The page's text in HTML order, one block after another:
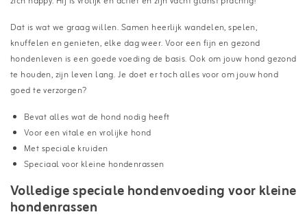
Dat is wat we graag willen. Samen heerlijk wandelen, spelen,
knuffelen en genieten, elke dag weer. Voor een fijn en gezond
hondenleven is een goede voeding de basis. Ook om jouw hond gezond
te houden, zijn leven lang. Je doet er toch alles voor om jouw hond
goed te verzorgen?
Bevat alles wat de hond nodig heeft
Voor een vitale en vrolijke hond
Met speciale kruiden
Speciaal voor kleine hondenrassen
Volledige speciale hondenvoeding voor kleine
hondenrassen